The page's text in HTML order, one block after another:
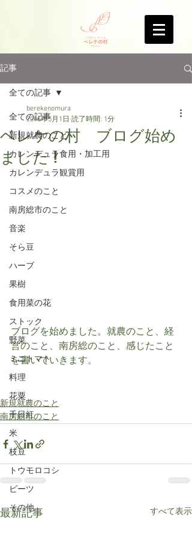
記事
全ての記事
新規就農のこと
カレンデュラ食用・加工用
カレンデュラ観賞用
コスメのこと
南房総市のこと
音楽
そら豆
ハーブ
果樹
食用菜の花
ストック
野菜
ミニトマト
料理
花粟
千日紅
米
枝豆
トウモロコシ
ビーツ
その他
全ての記事
ベレケの村 ブログ始め
ました !
berekenomura
2016年5月1日 読了時間: 1分
ブログを始めました。就農のこと、経
営のこと、南房総のこと、感じたこと
を書いていきます。
新規就農のこと
南房総市のこと
最新記事 すべて表示